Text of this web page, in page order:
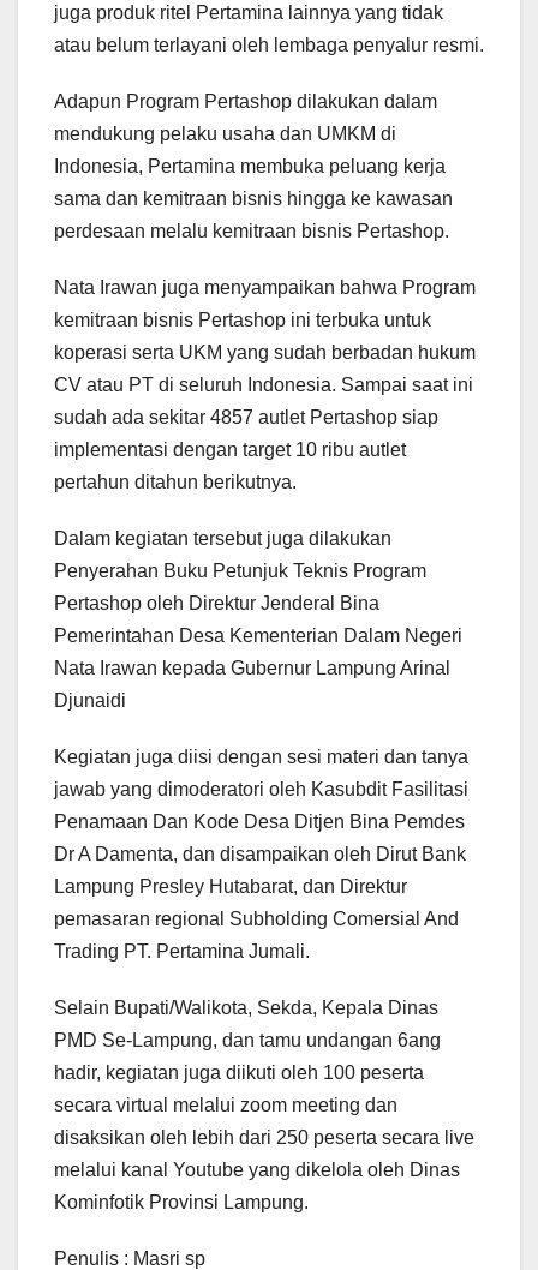
juga produk ritel Pertamina lainnya yang tidak
atau belum terlayani oleh lembaga penyalur resmi.
Adapun Program Pertashop dilakukan dalam
mendukung pelaku usaha dan UMKM di
Indonesia, Pertamina membuka peluang kerja
sama dan kemitraan bisnis hingga ke kawasan
perdesaan melalu kemitraan bisnis Pertashop.
Nata Irawan juga menyampaikan bahwa Program
kemitraan bisnis Pertashop ini terbuka untuk
koperasi serta UKM yang sudah berbadan hukum
CV atau PT di seluruh Indonesia. Sampai saat ini
sudah ada sekitar 4857 autlet Pertashop siap
implementasi dengan target 10 ribu autlet
pertahun ditahun berikutnya.
Dalam kegiatan tersebut juga dilakukan
Penyerahan Buku Petunjuk Teknis Program
Pertashop oleh Direktur Jenderal Bina
Pemerintahan Desa Kementerian Dalam Negeri
Nata Irawan kepada Gubernur Lampung Arinal
Djunaidi
Kegiatan juga diisi dengan sesi materi dan tanya
jawab yang dimoderatori oleh Kasubdit Fasilitasi
Penamaan Dan Kode Desa Ditjen Bina Pemdes
Dr A Damenta, dan disampaikan oleh Dirut Bank
Lampung Presley Hutabarat, dan Direktur
pemasaran regional Subholding Comersial And
Trading PT. Pertamina Jumali.
Selain Bupati/Walikota, Sekda, Kepala Dinas
PMD Se-Lampung, dan tamu undangan 6ang
hadir, kegiatan juga diikuti oleh 100 peserta
secara virtual melalui zoom meeting dan
disaksikan oleh lebih dari 250 peserta secara live
melalui kanal Youtube yang dikelola oleh Dinas
Kominfotik Provinsi Lampung.
Penulis : Masri sp